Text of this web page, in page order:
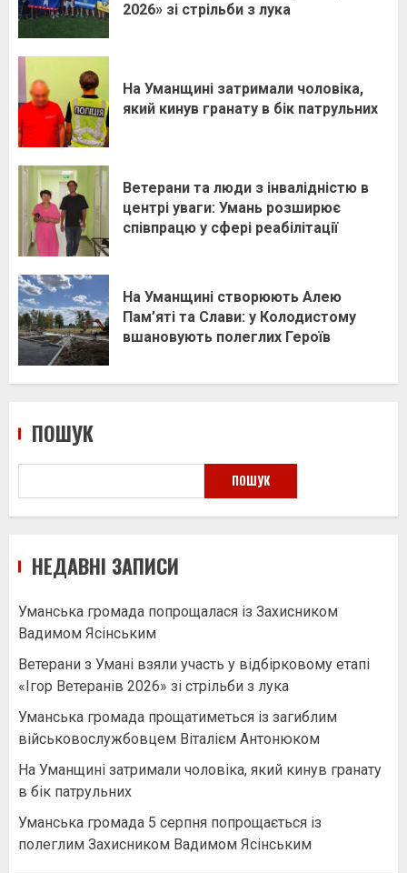
2026» зі стрільби з лука
На Уманщині затримали чоловіка,
який кинув гранату в бік патрульних
Ветерани та люди з інвалідністю в
центрі уваги: Умань розширює
співпрацю у сфері реабілітації
На Уманщині створюють Алею
Пам’яті та Слави: у Колодистому
вшановують полеглих Героїв
ПОШУК
ПОШУК
НЕДАВНІ ЗАПИСИ
Уманська громада попрощалася із Захисником
Вадимом Ясінським
Ветерани з Умані взяли участь у відбірковому етапі
«Ігор Ветеранів 2026» зі стрільби з лука
Уманська громада прощатиметься із загиблим
військовослужбовцем Віталієм Антонюком
На Уманщині затримали чоловіка, який кинув гранату
в бік патрульних
Уманська громада 5 серпня попрощається із
полеглим Захисником Вадимом Ясінським